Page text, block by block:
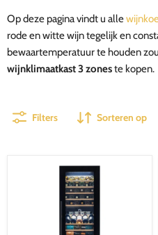
Op deze pagina vindt u alle
rode en witte wijn tegelijk en
bewaartemperatuur te houden
wijnklimaatkast3 zoneste kopen.
Filters Sorteren op